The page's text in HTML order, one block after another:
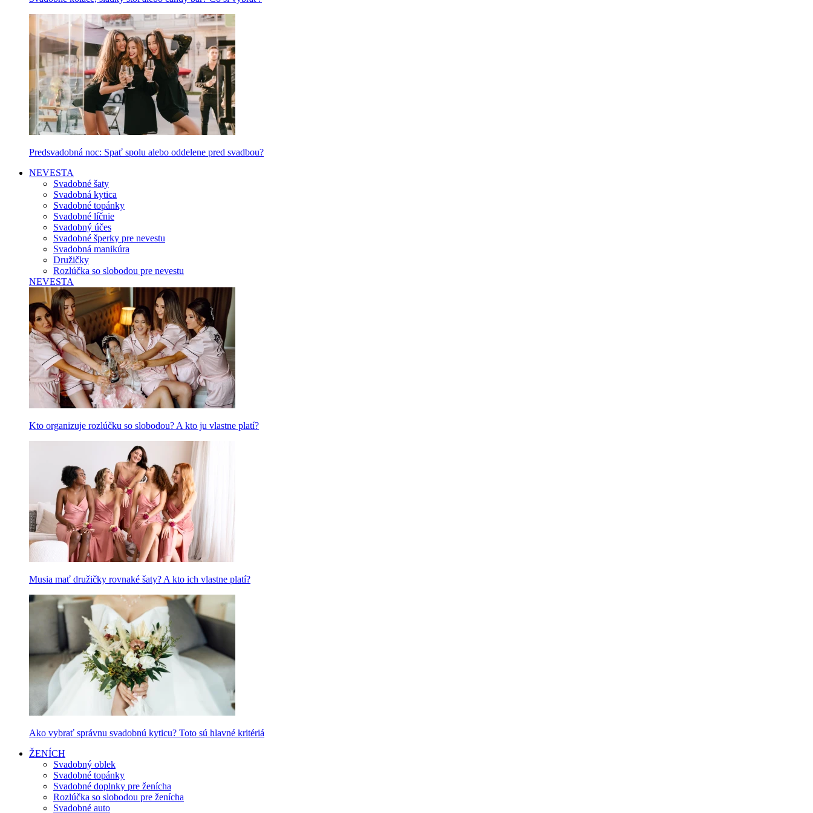
Predsvadobná noc: Spať spolu alebo oddelene pred svadbou?
NEVESTA
Svadobné šaty
Svadobná kytica
Svadobné topánky
Svadobné líčnie
Svadobný účes
Svadobné šperky pre nevestu
Svadobná manikúra
Družičky
Rozlúčka so slobodou pre nevestu
NEVESTA
Kto organizuje rozlúčku so slobodou? A kto ju vlastne platí?
Musia mať družičky rovnaké šaty? A kto ich vlastne platí?
Ako vybrať správnu svadobnú kyticu? Toto sú hlavné kritériá
ŽENÍCH
Svadobný oblek
Svadobné topánky
Svadobné doplnky pre ženícha
Rozlúčka so slobodou pre ženícha
Svadobné auto